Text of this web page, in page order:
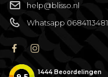
help@blisso.nl
Whatsapp 0684113481
1444Beoordelingen